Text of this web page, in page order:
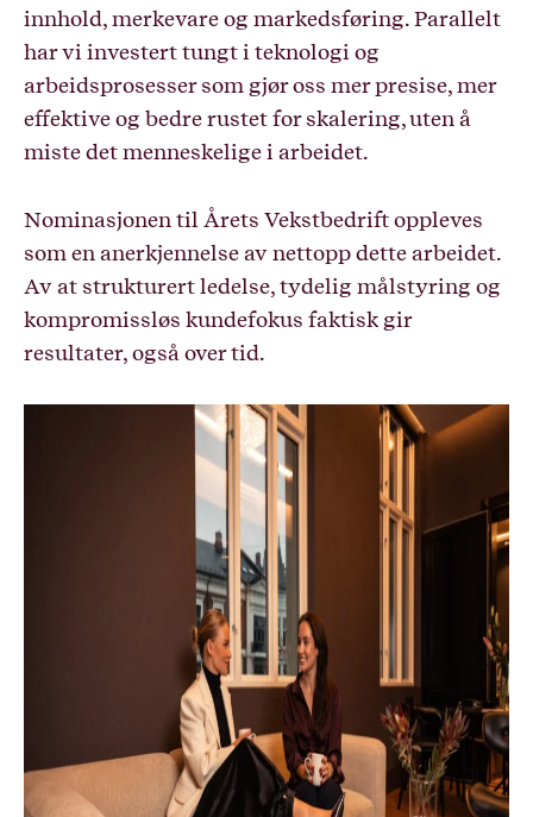
innhold, merkevare og markedsføring. Parallelt
har vi investert tungt i teknologi og
arbeidsprosesser som gjør oss mer presise, mer
effektive og bedre rustet for skalering, uten å
miste det menneskelige i arbeidet.
Nominasjonen til Årets Vekstbedrift oppleves
som en anerkjennelse av nettopp dette arbeidet.
Av at strukturert ledelse, tydelig målstyring og
kompromissløs kundefokus faktisk gir
resultater, også over tid.